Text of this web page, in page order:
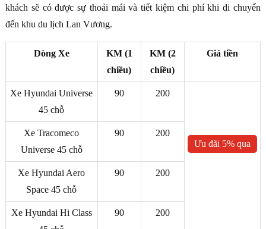
khách sẽ có được sự thoải mái và tiết kiệm chi phí khi di chuyển
đến khu du lịch Lan Vương.
Dòng Xe
KM (1
chiều)
KM (2
chiều)
Giá tiền
Xe Hyundai Universe
45 chỗ
90 200
Ưu đãi 5% qua
Xe Tracomeco
Universe 45 chỗ
90 200
Xe Hyundai Aero
Space 45 chỗ
90 200
Xe Hyundai Hi Class
90 200